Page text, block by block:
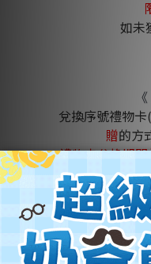
如未
兌換序號禮物
贈的方
禮物卡兌換期
2025 年
恕不
《